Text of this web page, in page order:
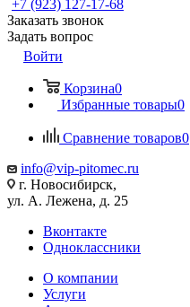
+7 (923) 127-17-68
Заказать звонок
Задать вопрос
Войти
Корзина0
Избранные товары0
Сравнение товаров0
info@vip-pitomec.ru
г. Новосибирск,
ул. А. Лежена, д. 25
Вконтакте
Одноклассники
О компании
Услуги